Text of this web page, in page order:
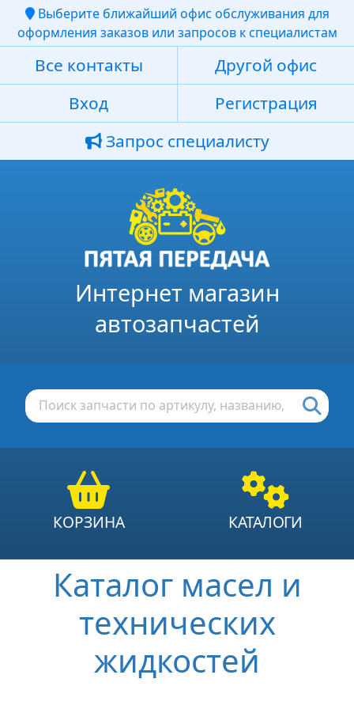
Выберите ближайший офис обслуживания для
оформления заказов или запросов к специалистам
Все контакты
Другой офис
Вход
Регистрация
Запрос специалисту
Интернет магазин
автозапчастей
КОРЗИНА КАТАЛОГИ
Каталог масел и
технических
жидкостей